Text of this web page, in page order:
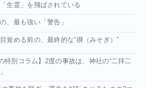
生霊」を飛ばされている
、最も強い「警告」
覚める前の、最終的な“禊（みそぎ）”
特別コラム】2度の事故は、神社の“二拝二